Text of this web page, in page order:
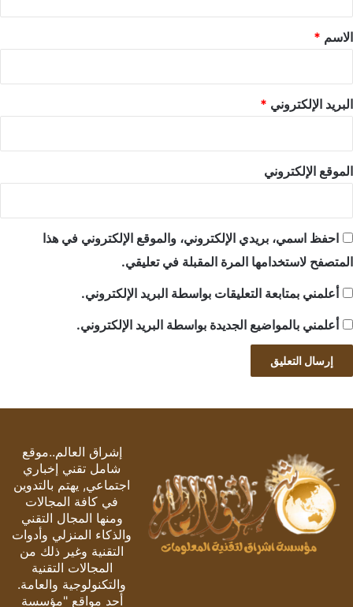
*
الاسم *
البريد الإلكتروني *
الموقع الإلكتروني
احفظ اسمي، بريدي الإلكتروني، والموقع الإلكتروني في هذا
المتصفح لاستخدامها المرة المقبلة في تعليقي.
أعلمني بمتابعة التعليقات بواسطة البريد الإلكتروني.
أعلمني بالمواضيع الجديدة بواسطة البريد الإلكتروني.
إشراق العالم..موقع
شامل تقني إخباري
اجتماعي, يهتم بالتدوين
في كافة المجالات
ومنها المجال التقني
والذكاء المنزلي وأدوات
التقنية وغير ذلك من
المجالات التقنية
والتكنولوجية والعامة.
أحد مواقع "مؤسسة